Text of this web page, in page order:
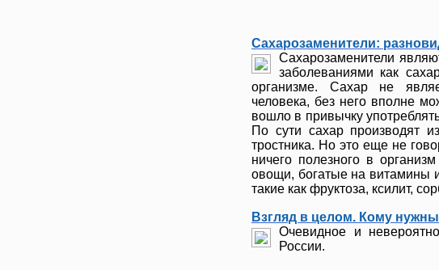
Сахарозаменители:
Сахарозаменители
заболеваниями как
организме. Сахар не
человека, без него вполне
вошло в привычку
По сути сахар производят
тростника. Но это еще не
ничего полезного в
овощи, богатые на витамины
такие как фруктоза, ксилит,
Взгляд в целом. Кому
Очевидное и
России.